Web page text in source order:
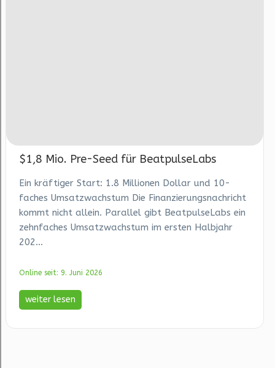
$1,8 Mio. Pre-Seed für BeatpulseLabs
Ein kräftiger Start: 1.8 Millionen Dollar und 10-
faches Umsatzwachstum Die Finanzierungsnachricht
kommt nicht allein. Parallel gibt BeatpulseLabs ein
zehnfaches Umsatzwachstum im ersten Halbjahr
202...
Online seit: 9. Juni 2026
weiter lesen